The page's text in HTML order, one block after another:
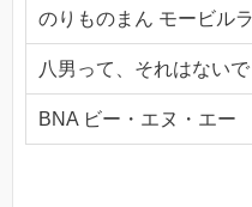
のりものまん モービル
八男って、それはないで
BNA ビー・エヌ・エー